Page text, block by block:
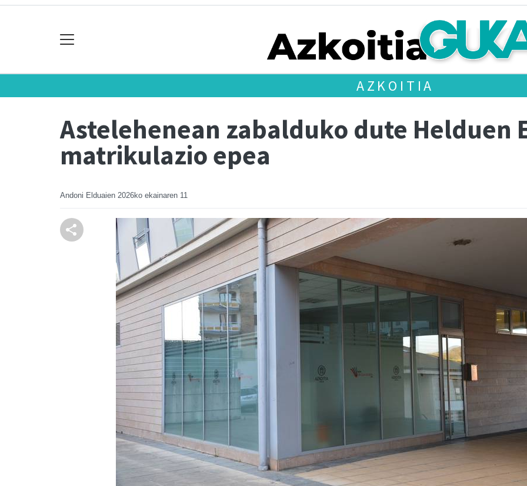
AZKOITIA
Astelehenean zabalduko dute Helduen
matrikulazio epea
Andoni Elduaien 2026ko ekainaren 11